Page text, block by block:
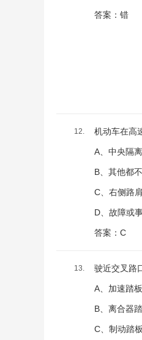
答案：错
12. 机动车在高
A、中央隔
B、其他都
C、右侧路
D、故障或
答案：C
13. 驶近交叉路
A、加速踏板
B、离合器
C、制动踏板